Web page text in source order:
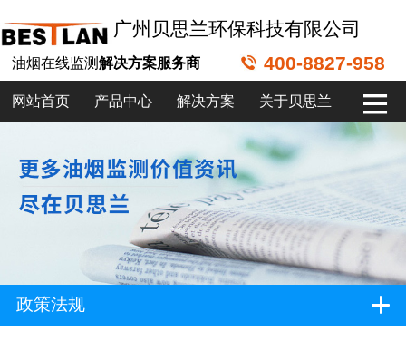
广州贝思兰环保科技有限公司
油烟在线监测解决方案服务商 400-8827-958
网站首页 产品中心 解决方案 关于贝思兰
政策法规